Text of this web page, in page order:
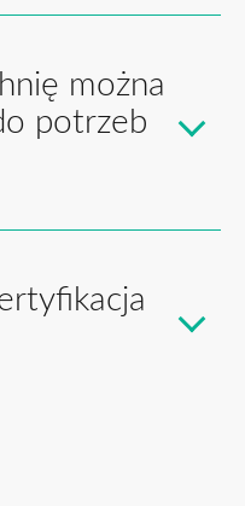
można
potrzeb